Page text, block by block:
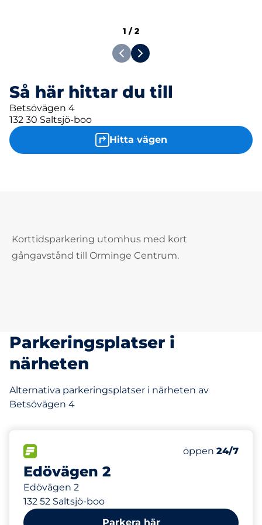
Så här hittar du till
Betsövägen 4
132 30 Saltsjö-boo
Hitta vägen
1 /2
Korttidsparkering utomhus med kort
gångavstånd till Orminge Centrum.
Parkeringsplatser i
närheten
Alternativa parkeringsplatser i närheten av
Betsövägen 4
Edövägen 2
Edövägen 2
132 52 Saltsjö-boo
Antal
Totalt antal
Lördag
öppen 24/7
38 m
Parkera här